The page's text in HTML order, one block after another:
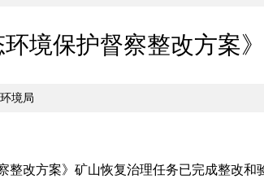
环境保护督察整改方案
境局
方案》矿山恢复治理任务已完成整改和